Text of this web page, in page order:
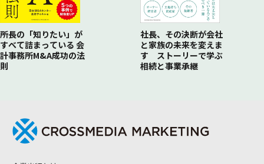
所長の「知りたい」が
すべて詰まっている 会
計事務所M&A成功の法
則
社長、その決断が会社
と家族の未来を変えま
す ストーリーで学ぶ
相続と事業承継